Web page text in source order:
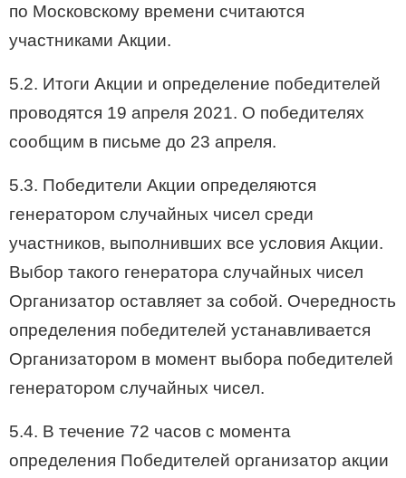
по Московскому времени считаются
участниками Акции.
5.2. Итоги Акции и определение победителей
проводятся 19 апреля 2021. О победителях
сообщим в письме до 23 апреля.
5.3. Победители Акции определяются
генератором случайных чисел среди
участников, выполнивших все условия Акции.
Выбор такого генератора случайных чисел
Организатор оставляет за собой. Очередность
определения победителей устанавливается
Организатором в момент выбора победителей
генератором случайных чисел.
5.4. В течение 72 часов с момента
определения Победителей организатор акции